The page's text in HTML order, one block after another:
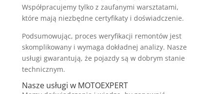
Współpracujemy tylko z zaufanymi warsztatami,
które mają niezbędne certyfikaty i doświadczenie.
Podsumowując, proces weryfikacji remontów jest
skomplikowany i wymaga dokładnej analizy. Nasze
usługi gwarantują, że pojazdy są w dobrym stanie
technicznym.
Nasze usługi w MOTOEXPERT